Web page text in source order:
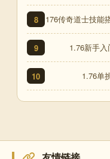
8 176传奇道士技能
9 1.76新手
10 1.76单